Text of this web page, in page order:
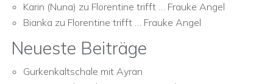
Karin (Nuna) zu Florentine trifft … Frauke Angel
Bianka zu Florentine trifft … Frauke Angel
Neueste Beiträge
Gurkenkaltschale mit Ayran